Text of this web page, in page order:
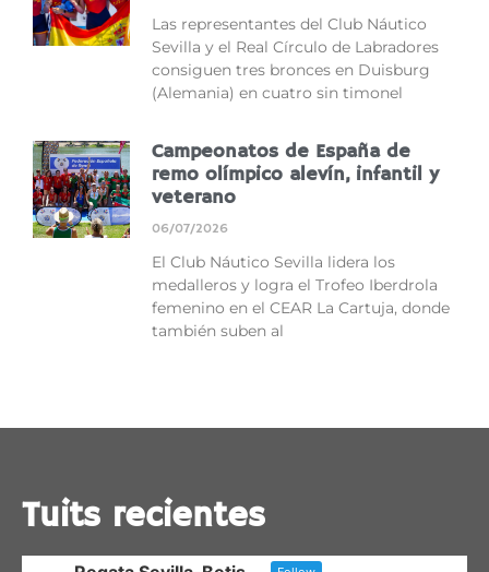
Las representantes del Club Náutico
Sevilla y el Real Círculo de Labradores
consiguen tres bronces en Duisburg
(Alemania) en cuatro sin timonel
Campeonatos de España de
remo olímpico alevín, infantil y
veterano
06/07/2026
El Club Náutico Sevilla lidera los
medalleros y logra el Trofeo Iberdrola
femenino en el CEAR La Cartuja, donde
también suben al
Tuits recientes